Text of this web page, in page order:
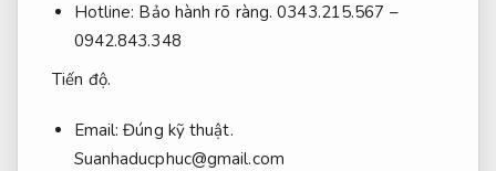
Hotline: Bảo hành rõ ràng. 0343.215.567 –
0942.843.348
Tiến độ.
Email:Đúng kỹ thuật.
Suanhaducphuc@gmail.com